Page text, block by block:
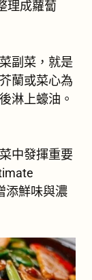
理成蘿蔔
副菜，就是
蘭或菜心為
淋上蠔油。
中發揮重要
添鮮味與濃